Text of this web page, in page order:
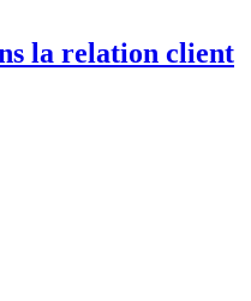
la relation client